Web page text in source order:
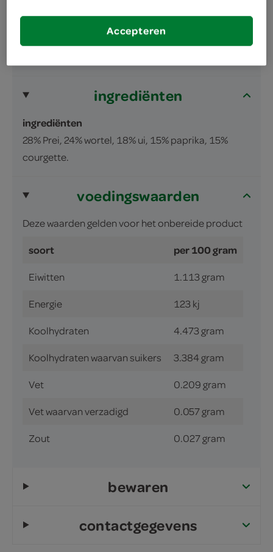
inhoud en gewicht
ingrediënten
ingrediënten
28% Prei, 24% wortel, 18% ui, 15% paprika, 15%
courgette.
voedingswaarden
Deze waarden gelden voor het onbereide product
soort per 100 gram
Eiwitten 1.113 gram
Energie 123 kj
Koolhydraten 4.473 gram
Koolhydraten waarvan suikers 3.384 gram
Vet 0.209 gram
Vet waarvan verzadigd 0.057 gram
Zout 0.027 gram
bewaren
contactgegevens
Accepteren